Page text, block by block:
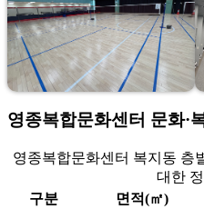
영종복합문화센터 문화·
영종복합문화센터 복지동 층
대한
구분
면적(㎡)